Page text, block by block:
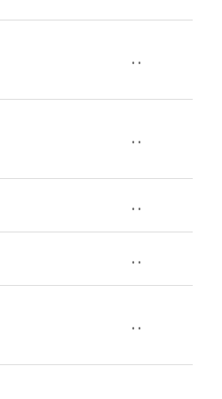
. .
. .
. .
. .
. .